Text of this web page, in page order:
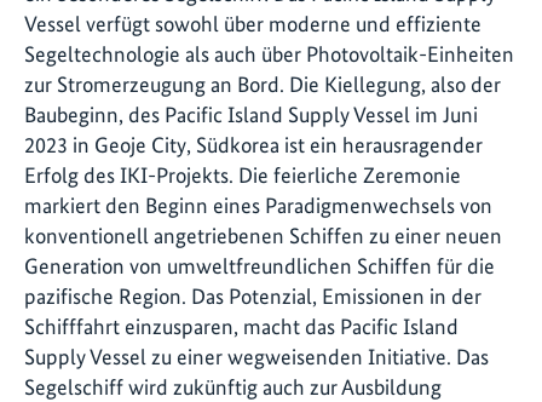
Vessel verfügt sowohl über moderne und effiziente
Segeltechnologie als auch über Photovoltaik-Einheiten
zur Stromerzeugung an Bord. Die Kiellegung, also der
Baubeginn, des Pacific Island Supply Vessel im Juni
2023 in Geoje City, Südkorea ist ein herausragender
Erfolg des IKI-Projekts. Die feierliche Zeremonie
markiert den Beginn eines Paradigmenwechsels von
konventionell angetriebenen Schiffen zu einer neuen
Generation von umweltfreundlichen Schiffen für die
pazifische Region. Das Potenzial, Emissionen in der
Schifffahrt einzusparen, macht das Pacific Island
Supply Vessel zu einer wegweisenden Initiative. Das
Segelschiff wird zukünftig auch zur Ausbildung